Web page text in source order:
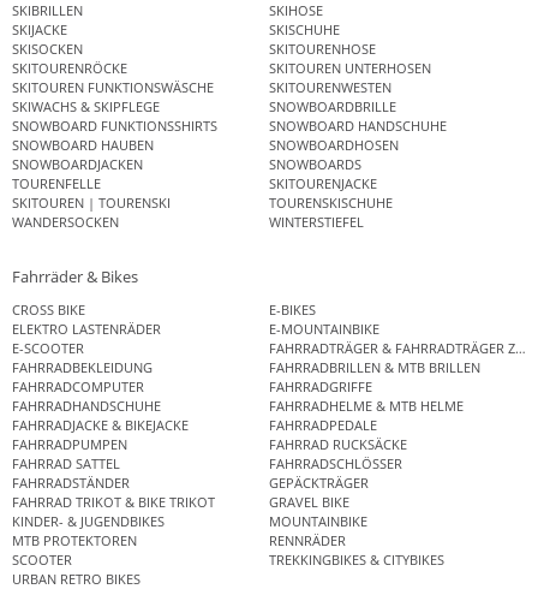
SKIBRILLEN
SKIHOSE
SKIJACKE
SKISCHUHE
SKISOCKEN
SKITOURENHOSE
SKITOURENRÖCKE
SKITOUREN UNTERHOSEN
SKITOUREN FUNKTIONSWÄSCHE
SKITOURENWESTEN
SKIWACHS & SKIPFLEGE
SNOWBOARDBRILLE
SNOWBOARD FUNKTIONSSHIRTS
SNOWBOARD HANDSCHUHE
SNOWBOARD HAUBEN
SNOWBOARDHOSEN
SNOWBOARDJACKEN
SNOWBOARDS
TOURENFELLE
SKITOURENJACKE
SKITOUREN | TOURENSKI
TOURENSKISCHUHE
WANDERSOCKEN
WINTERSTIEFEL
Fahrräder & Bikes
CROSS BIKE
E-BIKES
ELEKTRO LASTENRÄDER
E-MOUNTAINBIKE
E-SCOOTER
FAHRRADTRÄGER & FAHRRADTRÄGER
FAHRRADBEKLEIDUNG
FAHRRADBRILLEN & MTB BRILLEN
FAHRRADCOMPUTER
FAHRRADGRIFFE
FAHRRADHANDSCHUHE
FAHRRADHELME & MTB HELME
FAHRRADJACKE & BIKEJACKE
FAHRRADPEDALE
FAHRRADPUMPEN
FAHRRAD RUCKSÄCKE
FAHRRAD SATTEL
FAHRRADSCHLÖSSER
FAHRRADSTÄNDER
GEPÄCKTRÄGER
FAHRRAD TRIKOT & BIKE TRIKOT
GRAVEL BIKE
KINDER- & JUGENDBIKES
MOUNTAINBIKE
MTB PROTEKTOREN
RENNRÄDER
SCOOTER
TREKKINGBIKES & CITYBIKES
URBAN RETRO BIKES